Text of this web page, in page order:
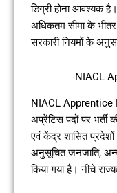
डिग्री होना आवश्यक
अधिकतम सीमा के भीतर
सरकारी नियमों के
NIACL
NIACL
अप्रेंटिस पदों पर भर्ती
एवं केंद्र शासित प्रदेशों
अनुसूचित जनजाति,
किया गया है। नीचे